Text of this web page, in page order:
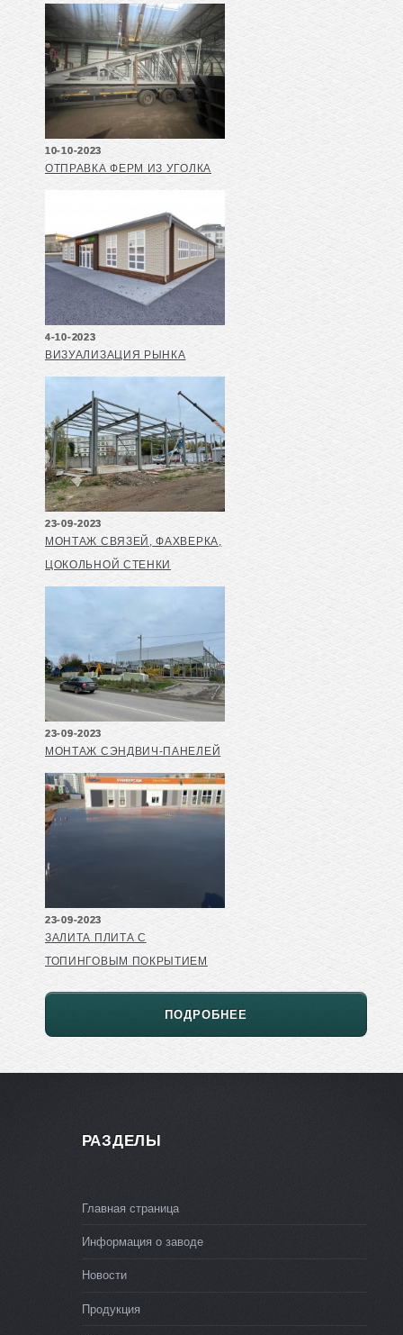
10-10-2023
ОТПРАВКА ФЕРМ ИЗ УГОЛКА
4-10-2023
ВИЗУАЛИЗАЦИЯ РЫНКА
23-09-2023
МОНТАЖ СВЯЗЕЙ, ФАХВЕРКА,
ЦОКОЛЬНОЙ СТЕНКИ
23-09-2023
МОНТАЖ СЭНДВИЧ-ПАНЕЛЕЙ
23-09-2023
ЗАЛИТА ПЛИТА С
ТОПИНГОВЫМ ПОКРЫТИЕМ
ПОДРОБНЕЕ
РАЗДЕЛЫ
Главная страница
Информация о заводе
Новости
Продукция